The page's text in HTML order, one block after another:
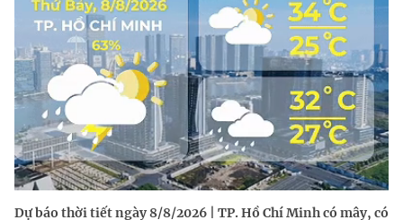
Dự báo thời tiết ngày 8/8/2026 | TP. Hồ Chí Minh có mây, có